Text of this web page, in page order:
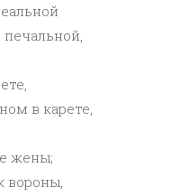
в карете,
жены;
вороны,